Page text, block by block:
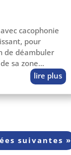
caco­pho­nie
pour
de déam­bu­ler
sa zone…
lire plus
sui­vantes »